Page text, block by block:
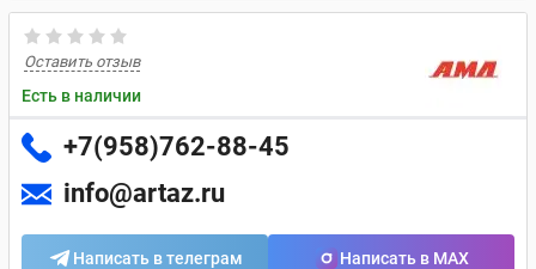
Оставить отзыв
Есть в наличии
+7(958)762-88-45
info@artaz.ru
Написать в телеграм Написать в MAX